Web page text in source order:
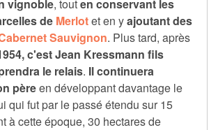
vignoble, touten conservant les
de Merlotet en yajoutant des
Sauvignon. Plus tard, après
c'est Jean Kressmann fils
le relais. Il continuera
pèreen développant davantage le
qui fut par le passé étendu sur 15
à cette époque, 30 hectares de